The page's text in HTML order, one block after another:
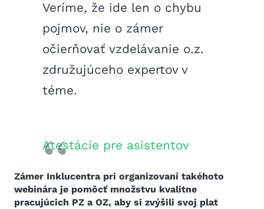
Veríme, že ide len o chybu
pojmov, nie o zámer
očierňovať vzdelávanie o.z.
združujúceho expertov v
téme.
Atestácie pre asistentov
Zámer Inklucentra pri organizovaní takéhoto
webinára je pomôcť množstvu kvalitne
pracujúcich PZ a OZ, aby si zvýšili svoj plat